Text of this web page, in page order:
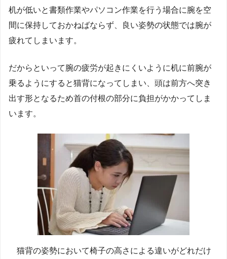
机が低いと書類作業やパソコン作業を行う場合に腕を空
間に保持しておかねばならず、良い姿勢の状態では腕が
疲れてしまいます。
だからといって腕の疲労が起きにくいように机に前腕が
乗るようにすると猫背になってしまい、頭は前方へ突き
出す形となるため首の付根の部分に負担がかかってしま
います。
猫背の姿勢において椅子の高さによる違いがどれだけ